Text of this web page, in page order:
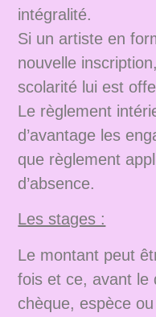
intégralité.
Si un artiste en
nouvelle
scolarité lui est
Le règlement
d’avantage les
que règlement
d’absence.
Les stages :
Le montant peut
fois et ce, avant le
chèque, espèce